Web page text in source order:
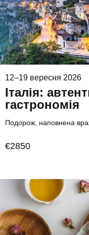
12–19 вересня 2026
Італія:
гастрономія
Подорож, наповнена
€2850